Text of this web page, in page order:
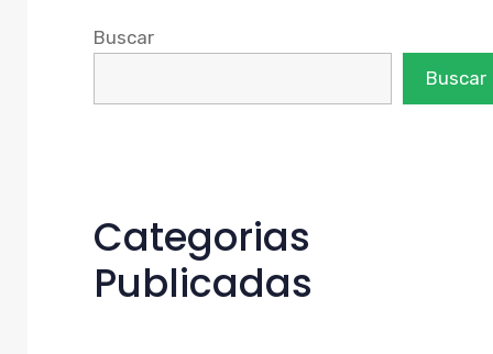
Buscar
Buscar
Categorias
Publicadas